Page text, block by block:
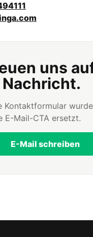
uns
Kontaktformular
E-Mail-CTA ersetzt.
E-Mail schreiben